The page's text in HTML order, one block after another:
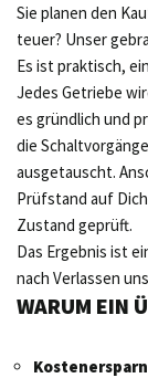
Sie planen den
teuer? Unser
Es ist praktisch,
Jedes Getriebe
es gründlich und
die
ausgetauscht.
Prüfstand auf
Zustand geprüft.
Das Ergebnis ist
nach Verlassen
WARUM EIN